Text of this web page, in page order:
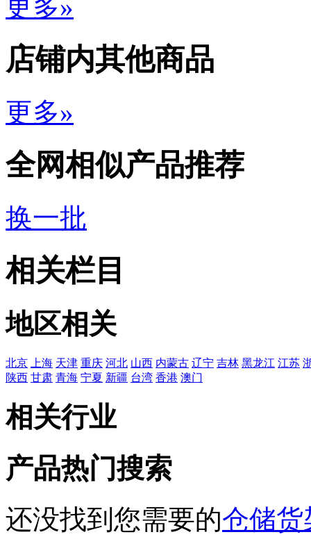
更多»
店铺内其他商品
更多»
全网相似产品推荐
换一批
相关栏目
地区相关
北京 上海 天津 重庆 河北 山西 内蒙古 辽宁 吉林 黑龙江 江苏
陕西 甘肃 青海 宁夏 新疆 台湾 香港 澳门
相关行业
产品热门搜索
还没找到您需要的仓储